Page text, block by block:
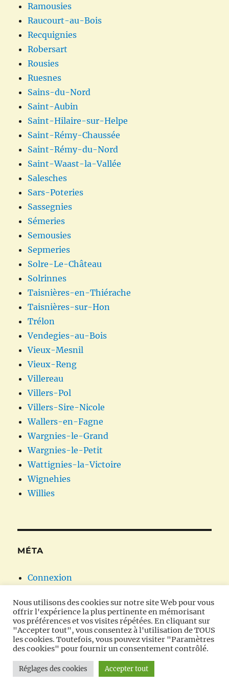
Ramousies
Raucourt-au-Bois
Recquignies
Robersart
Rousies
Ruesnes
Sains-du-Nord
Saint-Aubin
Saint-Hilaire-sur-Helpe
Saint-Rémy-Chaussée
Saint-Rémy-du-Nord
Saint-Waast-la-Vallée
Salesches
Sars-Poteries
Sassegnies
Sémeries
Semousies
Sepmeries
Solre-Le-Château
Solrinnes
Taisnières-en-Thiérache
Taisnières-sur-Hon
Trélon
Vendegies-au-Bois
Vieux-Mesnil
Vieux-Reng
Villereau
Villers-Pol
Villers-Sire-Nicole
Wallers-en-Fagne
Wargnies-le-Grand
Wargnies-le-Petit
Wattignies-la-Victoire
Wignehies
Willies
MÉTA
Connexion
Flux des commentaires
Site de WordPress-FR
Oratoires et chapelles en Avesnois
Fièrement propulsé
par WordPress
Nous utilisons des cookies sur notre site Web pour vous
offrir l'expérience la plus pertinente en mémorisant
vos préférences et vos visites répétées. En cliquant sur
"Accepter tout", vous consentez à l'utilisation de TOUS
les cookies. Toutefois, vous pouvez visiter "Paramètres
des cookies" pour fournir un consentement contrôlé.
Réglages des cookies Accepter tout